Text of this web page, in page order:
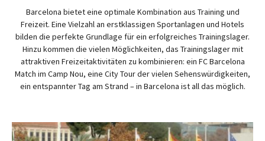
Barcelona bietet eine optimale Kombination aus Training und
Freizeit. Eine Vielzahl an erstklassigen Sportanlagen und Hotels
bilden die perfekte Grundlage für ein erfolgreiches Trainingslager.
Hinzu kommen die vielen Möglichkeiten, das Trainingslager mit
attraktiven Freizeitaktivitäten zu kombinieren: ein FC Barcelona
Match im Camp Nou, eine City Tour der vielen Sehenswürdigkeiten,
ein entspannter Tag am Strand – in Barcelona ist all das möglich.